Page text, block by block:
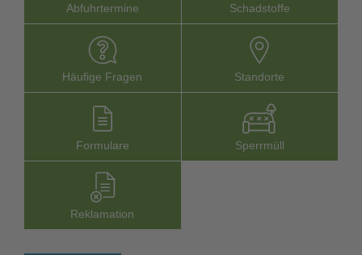
Abfuhrtermine Schadstoffe
Häufige Fragen Stand­orte
Formu­lare Sperr­müll
Reklamation